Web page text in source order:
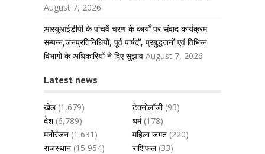
August 7, 2026
आरयूआईडीपी के पांचवें चरण के कार्यों पर संवाद कार्यक्रम
सम्पन्न,जनप्रतिनिधियों, पूर्व पार्षदों, प्रबुद्धजनों एवं विभिन्न
विभागों के अधिकारियों ने दिए सुझाव August 7, 2026
Latest news
खेल(1,679) टेक्नोलॉजी(93)
देश(6,789) धर्म(178)
मनोरंजन (1,631) महिला जगत (220)
राजस्थान (15,954) राशिफल(33)